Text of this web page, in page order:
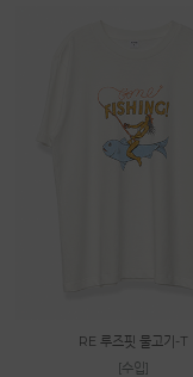
RE 루즈핏 물고기-T
[수입]